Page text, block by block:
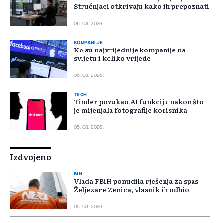
Stručnjaci otkrivaju kako ih prepoznati
06. 08. 2026.
KOMPANIJE
Ko su najvrijednije kompanije na
svijetu i koliko vrijede
06. 08. 2026.
TECH
Tinder povukao AI funkciju nakon što
je mijenjala fotografije korisnika
05. 08. 2026.
Izdvojeno
BIH
Vlada FBiH ponudila rješenja za spas
Željezare Zenica, vlasnik ih odbio
05. 08. 2026.